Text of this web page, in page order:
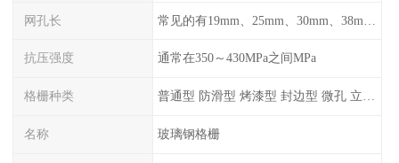
网孔长
抗压强度 通常在350～430MPa之间MPa
格栅种类 普通型 防滑型 ‌烤漆型 封边型 ‌微孔 立体 加砂覆面型 平面型
名称 玻璃钢格栅